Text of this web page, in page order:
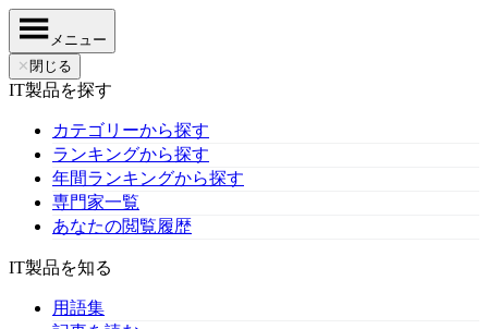
メニュー
✕ 閉じる
IT製品を探す
カテゴリーから探す
ランキングから探す
年間ランキングから探す
専門家一覧
あなたの閲覧履歴
IT製品を知る
用語集